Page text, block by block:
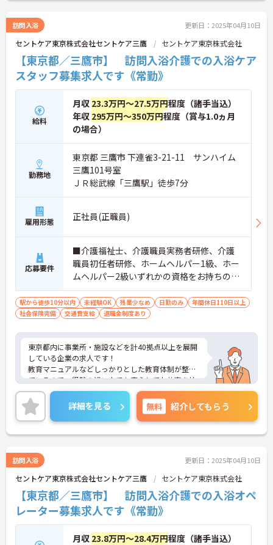
訪問入浴 更新日：2025年04月10日
セントケア東京株式会社セントケア三鷹 セントケア東京株式会社
【東京都／三鷹市】 訪問入浴介護での入浴ケア
スタッフ募集求人です《常勤》
給料
月収 23.3万円～27.5万円程度（諸手当込）
年収 295万円～350万円程度（賞与1.0ヵ月
の場合）
勤務地
東京都 三鷹市 下連雀3-21-11 サンハイム
三鷹101号室
ＪＲ総武線「三鷹駅」徒歩7分
雇用形態 正社員(正職員)
応募要件
■介護福祉士、介護職員実務者研修、介護
職員初任者研修、ホームヘルパー1級、ホー
ムヘルパー2級いずれかの資格をお持ちの方
※無資格・未経験者応相談
駅から徒歩10分以内 未経験OK 残業少なめ 日勤のみ
年間休日110日以上
社会保険完備
交通費支給 退職金制度あり
東京都内に事業所・施設などを計40拠点以上を展開
している企業の求人です！
教育マニュアルなどしっかりとした教育体制が整っ
ているので、経験の浅い方でも安心してお仕事を始
めることができます。
ご興味ある方には、面接のポイントなど、さらに詳
細をお話致しますのでお気軽にご相談ください。
詳細を見る 無料 紹介してもらう
訪問入浴 更新日：2025年04月10日
セントケア東京株式会社セントケア三鷹 セントケア東京株式会社
【東京都／三鷹市】 訪問入浴介護での入浴オペ
レーター募集求人です《常勤》
月収 23.8万円～28.4万円程度（諸手当込）